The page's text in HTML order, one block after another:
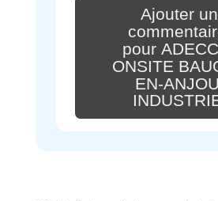
Ajouter un
pour
ONSITE
EN-ANJOU